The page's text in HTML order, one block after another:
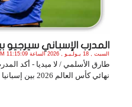
المدرب الإسباني
السبت , 18 يـولـيـو , 2026 الساعة 11:15:09 PM
طارق الأسلمي / لا ميديا - أكد
نهائي كأس العالم 2026 بين إسبانيا وا. .